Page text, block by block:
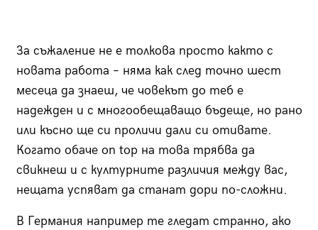
За съжаление не е толкова просто както с
новата работа – няма как след точно шест
месеца да знаеш, че човекът до теб е
надежден и с многообещаващо бъдеще, но рано
или късно ще си проличи дали си отивате.
Когато обаче on top на това трябва да
свикнеш и с културните различия между вас,
нещата успяват да станат дори по-сложни.
В Германия например те гледат странно, ако